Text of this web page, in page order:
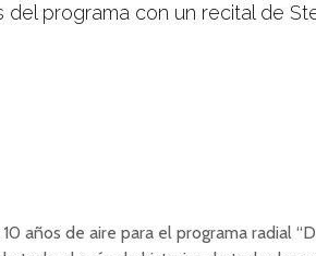
programa con un recital de
años de aire para el programa radial